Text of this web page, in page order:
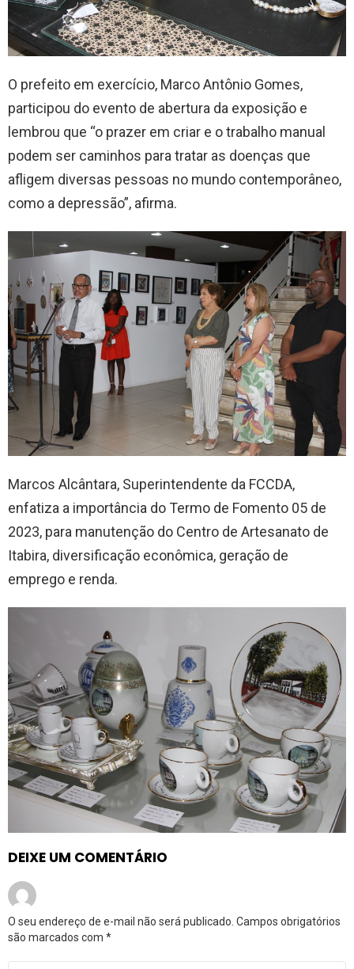
O prefeito em exercício, Marco Antônio Gomes,
participou do evento de abertura da exposição e
lembrou que “o prazer em criar e o trabalho manual
podem ser caminhos para tratar as doenças que
afligem diversas pessoas no mundo contemporâneo,
como a depressão”, afirma.
Marcos Alcântara, Superintendente da FCCDA,
enfatiza a importância do Termo de Fomento 05 de
2023, para manutenção do Centro de Artesanato de
Itabira, diversificação econômica, geração de
emprego e renda.
DEIXE UM COMENTÁRIO
O seu endereço de e-mail não será publicado. Campos obrigatórios
são marcados com *